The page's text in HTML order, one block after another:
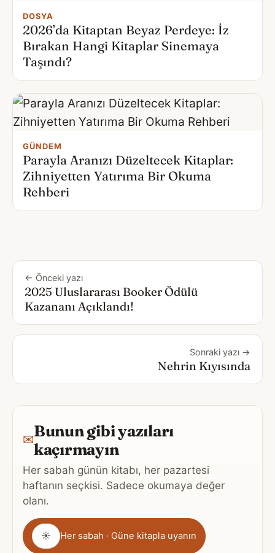
DOSYA
2026’da Kitaptan Beyaz Perdeye: İz
Bırakan Hangi Kitaplar Sinemaya
Taşındı?
GÜNDEM
Parayla Aranızı Düzeltecek Kitaplar:
Zihniyetten Yatırıma Bir Okuma
Rehberi
← Önceki yazı
2025 Uluslararası Booker Ödülü
Kazananı Açıklandı!
Sonraki yazı →
Nehrin Kıyısında
✉Bunun gibi yazıları
kaçırmayın
Her sabah günün kitabı, her pazartesi
haftanın seçkisi. Sadece okumaya değer
olanı.
Gönderim
sıklığı
☀ Her sabah · Güne kitapla uyanın